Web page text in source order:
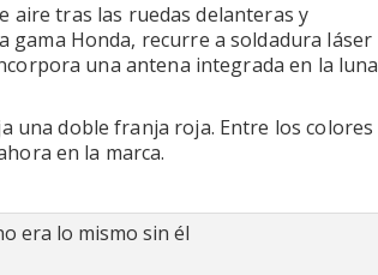
aire tras las ruedas delanteras y
gama Honda, recurre a soldadura láser
una antena integrada en la luna
una doble franja roja. Entre los colores
en la marca.